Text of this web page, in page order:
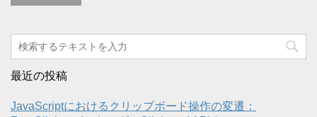
最近の投稿
JavaScriptにおけるクリップボード操作の変遷：